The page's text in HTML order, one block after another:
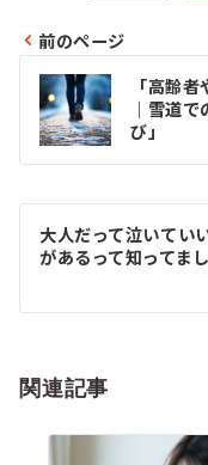
投
稿
ナ
ビ
ゲ
ー
シ
ン
前のページ
「高齢
｜雪道
び」
大人だって泣いてい
があるって知ってま
関連記事